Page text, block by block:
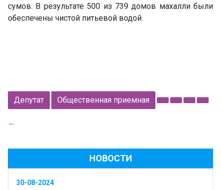
сумов. В результате 500 из 739 домов махалли были
обеспечены чистой питьевой водой.
Депутат Общественная приемная
←
НОВОСТИ
30-08-2024